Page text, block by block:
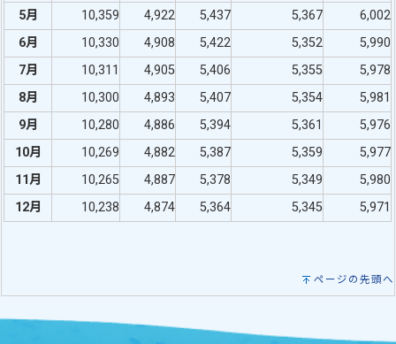
5月
10,359 4,922 5,437 5,367
6,002
6月
10,330 4,908 5,422 5,352
5,990
7月
10,311 4,905 5,406 5,355
5,978
8月
10,300 4,893 5,407 5,354
5,981
9月
10,280 4,886 5,394 5,361
5,976
10月
10,269 4,882 5,387 5,359
5,977
11月
10,265 4,887 5,378 5,349
5,980
12月
10,238 4,874 5,364 5,345 5,971
ページの先頭へ